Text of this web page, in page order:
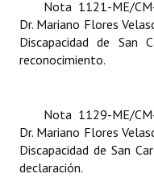
Resoluciones de
INSTITUCIONAL
Noticias Destacadas
Registros y Distinciones
Nota 1121-ME/
Dr. Mariano Flores
Discapacidad de San
reconocimiento.
Nota 1129-ME/
Dr. Mariano Flores
Discapacidad de San
declaración.